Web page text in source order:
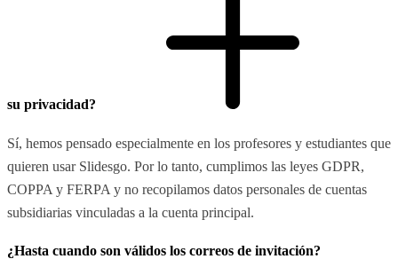
su privacidad?
Sí, hemos pensado especialmente en los profesores y estudiantes que
quieren usar Slidesgo. Por lo tanto, cumplimos las leyes GDPR,
COPPA y FERPA y no recopilamos datos personales de cuentas
subsidiarias vinculadas a la cuenta principal.
¿Hasta cuando son válidos los correos de invitación?